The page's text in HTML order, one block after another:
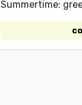
Summertime: